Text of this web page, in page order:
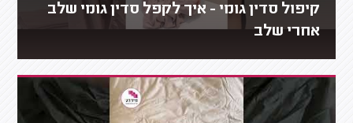
קיפול סדין גומי - איך לקפל סדין גומי שלב
אחרי שלב